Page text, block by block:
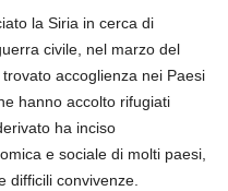
la Siria in cerca di
civile, nel marzo del
accoglienza nei Paesi
hanno accolto rifugiati
ha inciso
e sociale di molti paesi,
difficili convivenze.